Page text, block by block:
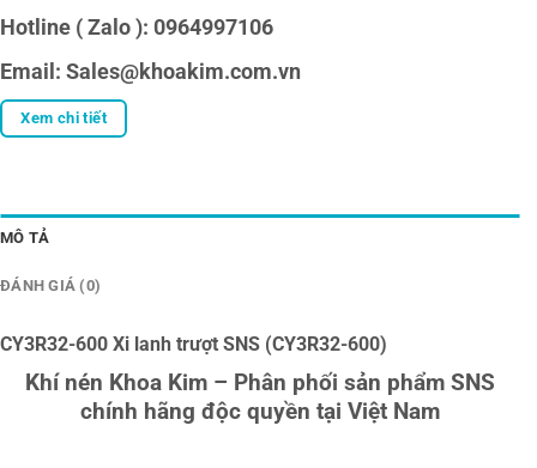
Hotline ( Zalo ): 0964997106
Email: Sales@khoakim.com.vn
Xem chi tiết
MÔ TẢ
ĐÁNH GIÁ (0)
CY3R32-600 Xi lanh trượt SNS (CY3R32-600)
Khí nén Khoa Kim – Phân phối sản phẩm SNS
chính hãng độc quyền tại Việt Nam